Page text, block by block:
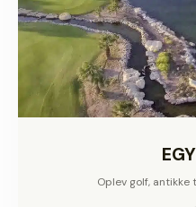
Oplev golf,